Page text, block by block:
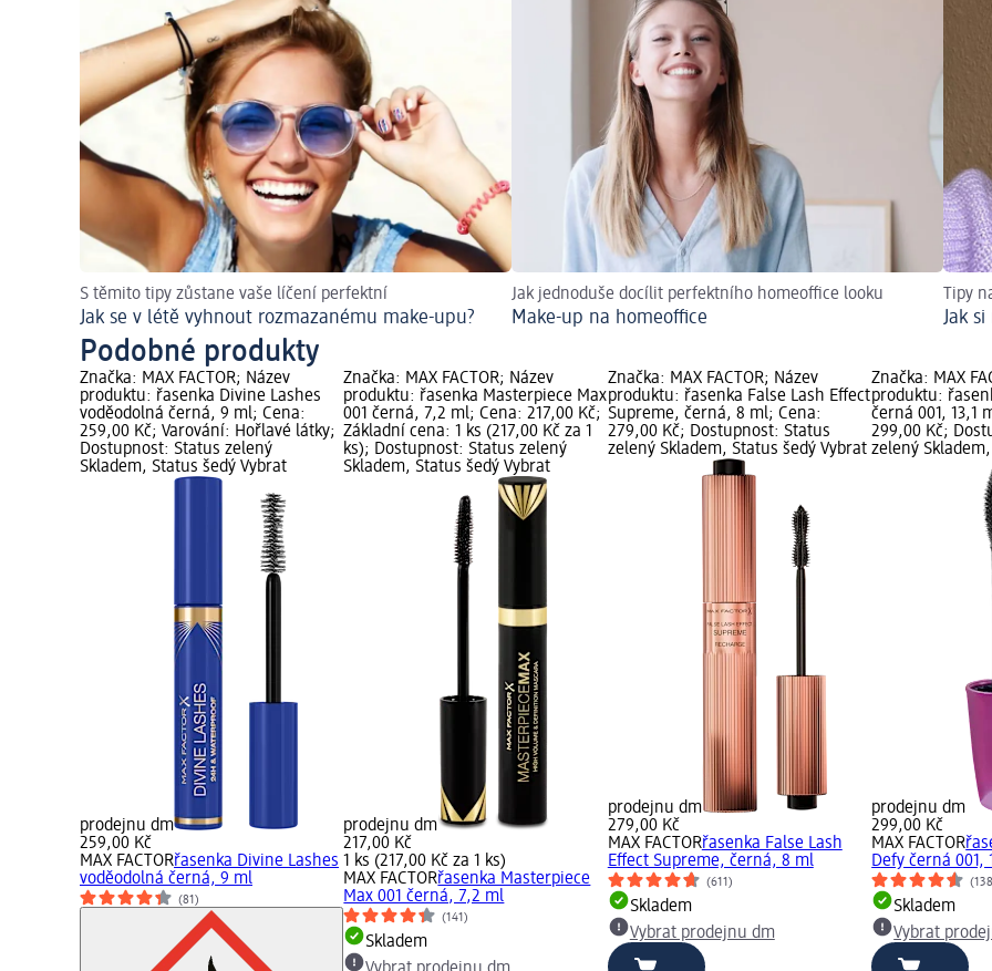
S těmito tipy zůstane vaše líčení perfektní
Jak se v létě vyhnout rozmazanému make-upu?
Jak jednoduše docílit perfektního homeoffice looku
Make-up na homeoffice
Tipy
Jak
Podobné produkty
Značka: MAX FACTOR; Název
produktu: řasenka Divine Lashes
voděodolná černá, 9 ml; Cena:
259,00 Kč; Varování: Hořlavé látky;
Dostupnost: Status zelený
Skladem, Status šedý Vybrat
prodejnu dm
259,00 Kč
MAX FACTORřasenka Divine Lashes
voděodolná černá, 9 ml
(81)
Značka: MAX FACTOR; Název
produktu: řasenka Masterpiece Max
001 černá, 7,2 ml; Cena: 217,00 Kč;
Základní cena: 1 ks (217,00 Kč za 1
ks); Dostupnost: Status zelený
Skladem, Status šedý Vybrat
prodejnu dm
217,00 Kč
1 ks (217,00 Kč za 1 ks)
MAX FACTORřasenka Masterpiece
Max 001 černá, 7,2 ml
(141)
Skladem
Značka: MAX FACTOR; Název
produktu: řasenka False Lash Effect
Supreme, černá, 8 ml; Cena:
279,00 Kč; Dostupnost: Status
zelený Skladem, Status šedý Vybrat
prodejnu dm
279,00 Kč
MAX FACTORřasenka False Lash
Effect Supreme, černá, 8 ml
(611)
Skladem
Vybrat prodejnu dm
Značka: MAX
produktu:
černá 001, 13,1
299,00 Kč;
zelený
prodejnu dm
299,00 Kč
MAX FACTOR
Defy černá 001,
Skladem
Vybrat